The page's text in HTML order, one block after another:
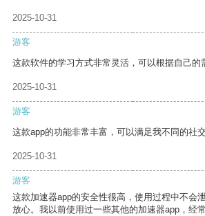
2025-10-31
游客
这款软件的学习方式非常灵活，可以根据自己的
2025-10-31
游客
这款app的功能非常丰富，可以满足我不同的社交
2025-10-31
游客
这款加速器app的安全性很高，使用过程中不会
放心。我以前使用过一些其他的加速器app，经